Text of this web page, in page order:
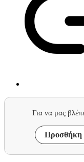
Για να μας
Προσθήκη